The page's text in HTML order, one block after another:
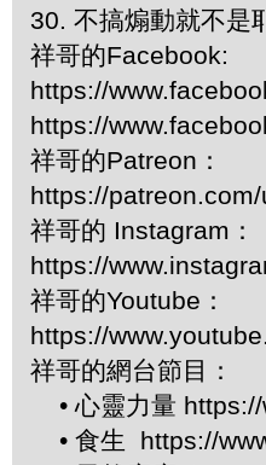
30. 不搞煽動就不
祥哥的Facebook:
https://
https://
祥哥的Patreon：
https://
祥哥的 Instagram：
https://
祥哥的Youtube：
https://
祥哥的網台節目：
• 心靈力量
• 食生 https://